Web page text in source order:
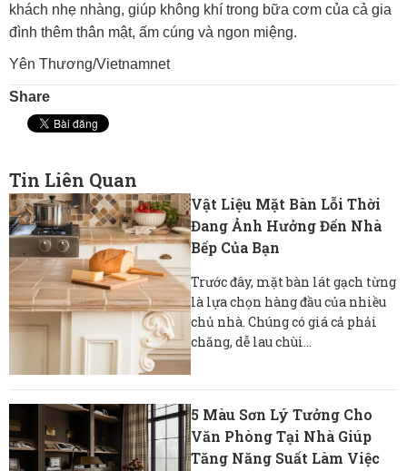
khách nhẹ nhàng, giúp không khí trong bữa cơm của cả gia
đình thêm thân mật, ấm cúng và ngon miệng.
Yên Thương/Vietnamnet
Share
Tin Liên Quan
Vật Liệu Mặt Bàn Lỗi Thời
Đang Ảnh Hưởng Đến Nhà
Bếp Của Bạn
Trước đây, mặt bàn lát gạch từng
là lựa chọn hàng đầu của nhiều
chủ nhà. Chúng có giá cả phải
chăng, dễ lau chùi...
5 Màu Sơn Lý Tưởng Cho
Văn Phòng Tại Nhà Giúp
Tăng Năng Suất Làm Việc